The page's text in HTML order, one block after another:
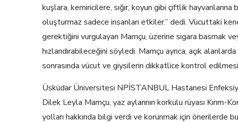
kuşlara, kemiricilere, sığır, koyun gibi çiftlik
oluşturmaz sadece insanları etkiler.” dedi. Vücuttaki
gerektiğini vurgulayan Mamçu, üzerine sigara basmak
hızlandırabileceğini söyledi. Mamçu ayrıca, açık
sonrasında vücut ve giysilerin dikkatlice kontrol
Üsküdar Üniversitesi NPİSTANBUL Hastanesi
Dilek Leyla Mamçu, yaz aylarının korkulu rüyası Kırım-
yolları hakkında bilgi verdi ve korunmak için önerilerde